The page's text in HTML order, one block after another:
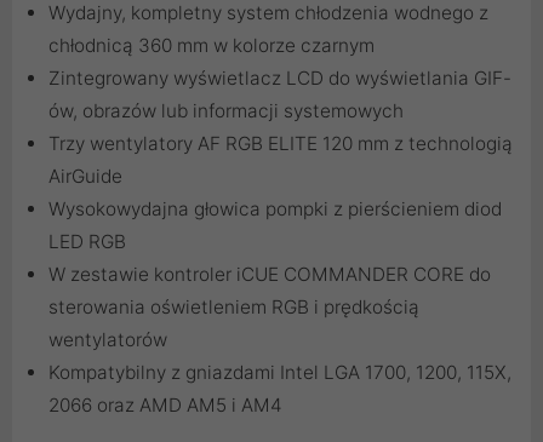
Wydajny, kompletny system chłodzenia wodnego z
chłodnicą 360 mm w kolorze czarnym
Zintegrowany wyświetlacz LCD do wyświetlania GIF-
ów, obrazów lub informacji systemowych
Trzy wentylatory AF RGB ELITE 120 mm z technologią
AirGuide
Wysokowydajna głowica pompki z pierścieniem diod
LED RGB
W zestawie kontroler iCUE COMMANDER CORE do
sterowania oświetleniem RGB i prędkością
wentylatorów
Kompatybilny z gniazdami Intel LGA 1700, 1200, 115X,
2066 oraz AMD AM5 i AM4